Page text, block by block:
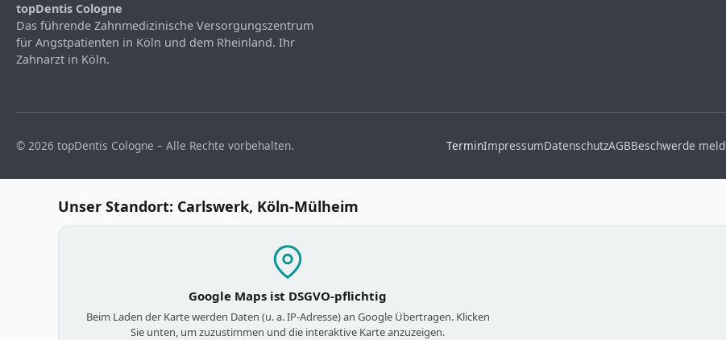
topDentis Cologne
Das führende Zahnmedizinische Versorgungszentrum
für Angstpatienten in Köln und dem Rheinland. Ihr
Zahnarzt in Köln.
© 2026 topDentis Cologne – Alle Rechte vorbehalten. TerminImpressumDatenschutzAGBBeschwerde
Unser Standort: Carlswerk, Köln-Mülheim
Google Maps ist DSGVO-pflichtig
Beim Laden der Karte werden Daten (u. a. IP-Adresse) an Google Übertragen. Klicken
Sie unten, um zuzustimmen und die interaktive Karte anzuzeigen.